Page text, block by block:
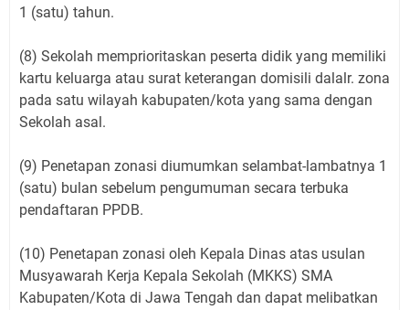
1 (satu) tahun.
(8) Sekolah memprioritaskan peserta didik yang memiliki
kartu keluarga atau surat keterangan domisili dalalr. zona
pada satu wilayah kabupaten/kota yang sama dengan
Sekolah asal.
(9) Penetapan zonasi diumumkan selambat-lambatnya 1
(satu) bulan sebelum pengumuman secara terbuka
pendaftaran PPDB.
(10) Penetapan zonasi oleh Kepala Dinas atas usulan
Musyawarah Kerja Kepala Sekolah (MKKS) SMA
Kabupaten/Kota di Jawa Tengah dan dapat melibatkan